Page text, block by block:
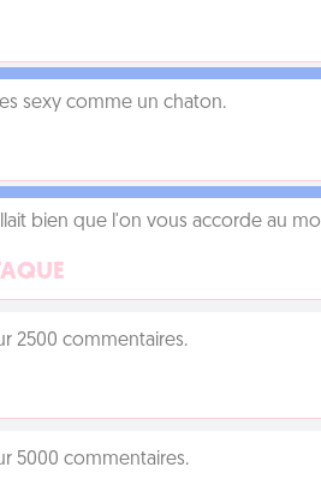
sexy comme un chaton.
bien que l'on vous accorde au
2500 commentaires.
5000 commentaires.